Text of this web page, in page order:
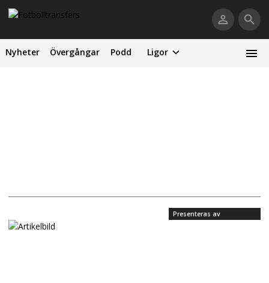
Nyheter Övergångar Podd Ligor
Presenteras av